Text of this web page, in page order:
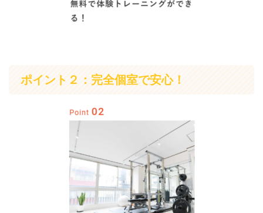
ポイント２：完全個室で安心！